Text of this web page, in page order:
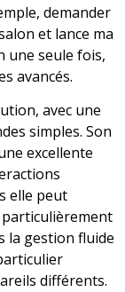
demander
et lance ma
une seule fois,
avancés.
avec une
simples. Son
excellente
elle peut
la gestion fluide
différents.